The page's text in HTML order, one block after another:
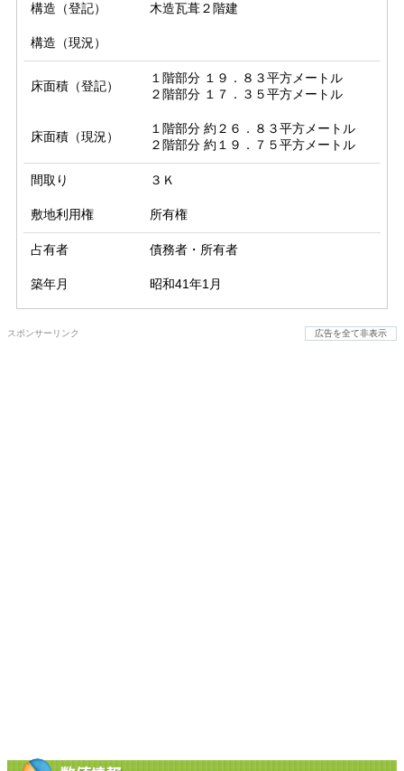
構造（登記） 木造瓦葺２階建
構造（現況）
床面積（登記）
１階部分 １９．８３平方メートル
２階部分 １７．３５平方メートル
床面積（現況）
１階部分 約２６．８３平方メートル
２階部分 約１９．７５平方メートル
間取り ３Ｋ
敷地利用権 所有権
占有者 債務者・所有者
築年月 昭和41年1月
スポンサーリンク 広告を全て非表示